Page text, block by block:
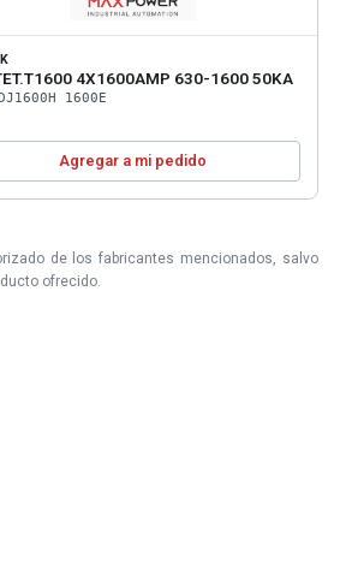
4X1600AMP 630-1600 50KA
1600E
Agregar a mi pedido
de los fabricantes mencionados, salvo
ofrecido.